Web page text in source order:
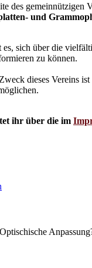
des gemeinnützigen
und
es, sich über die
zu können.
dieses Vereins
ihr über die im